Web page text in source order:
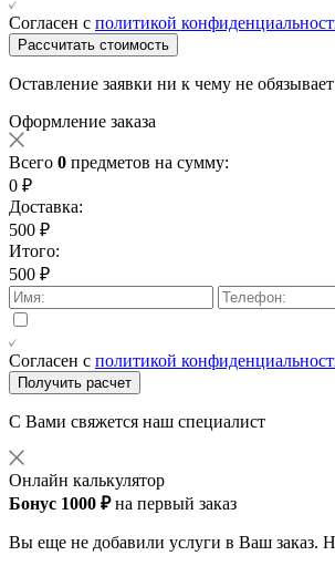
Согласен с политикой
Рассчитать стоимость
Оставление заявки ни к чему не обязывает
Оформление заказа
Всего 0 предметов на сумму:
0 ₽
Доставка:
500 ₽
Итого:
500 ₽
Согласен с политикой
Получить расчет
С Вами свяжется наш специалист
Онлайн калькулятор
Бонус 1000 ₽на первый заказ
Вы еще не добавили услуги в Ваш заказ.